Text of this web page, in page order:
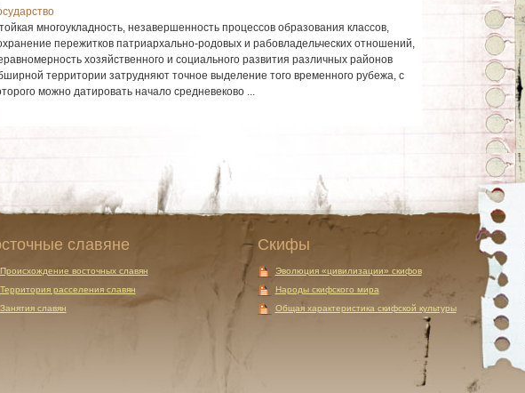
многоукладность, незавершенность процессов образования классов,
пережитков патриархально-родовых и рабовладельческих отношений,
хозяйственного и социального развития различных районов
территории затрудняют точное выделение того временного рубежа, с
можно датировать начало средневеково ...
славяне
Происхождение восточных славян
Территория расселения славян
Занятия славян
Скифы
Эволюция «цивилизации» скифов
Народы скифского мира
Общая характеристика скифской культуры